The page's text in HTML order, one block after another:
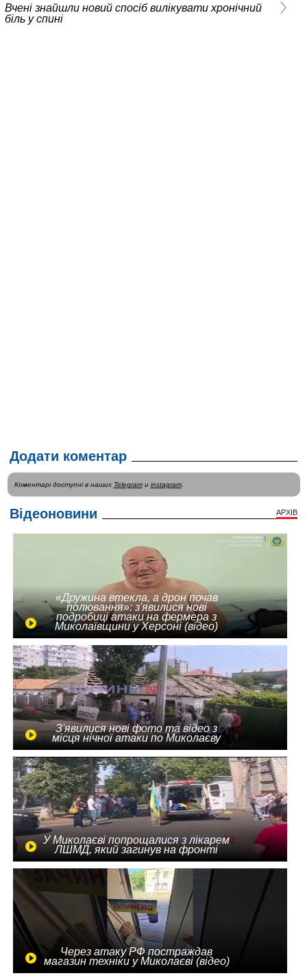
Вчені знайшли новий спосіб вилікувати хронічний
біль у спині
Додати коментар
Коментарі доступні в наших Telegramи instagram.
Відеоновини АРХІВ
«Дружина втекла, а дрон почав
полювання»: з'явилися нові
подробиці атаки на фермера з
Миколаївщини у Херсоні (відео)
З'явилися нові фото та відео з
місця нічної атаки по Миколаєву
У Миколаєві попрощалися з лікарем
ЛШМД, який загинув на фронті
Через атаку РФ постраждав
магазин техніки у Миколаєві (відео)